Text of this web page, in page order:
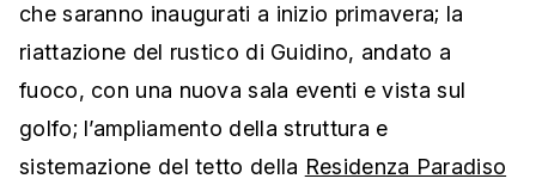
che saranno inaugurati a inizio primavera; la
riattazione del rustico di Guidino, andato a
fuoco, con una nuova sala eventi e vista sul
golfo; l’ampliamento della struttura e
sistemazione del tetto della Residenza Paradiso